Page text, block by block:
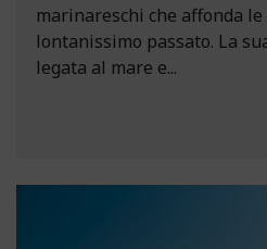
marinareschi che affonda
lontanissimo passato. La
legata al mare e...